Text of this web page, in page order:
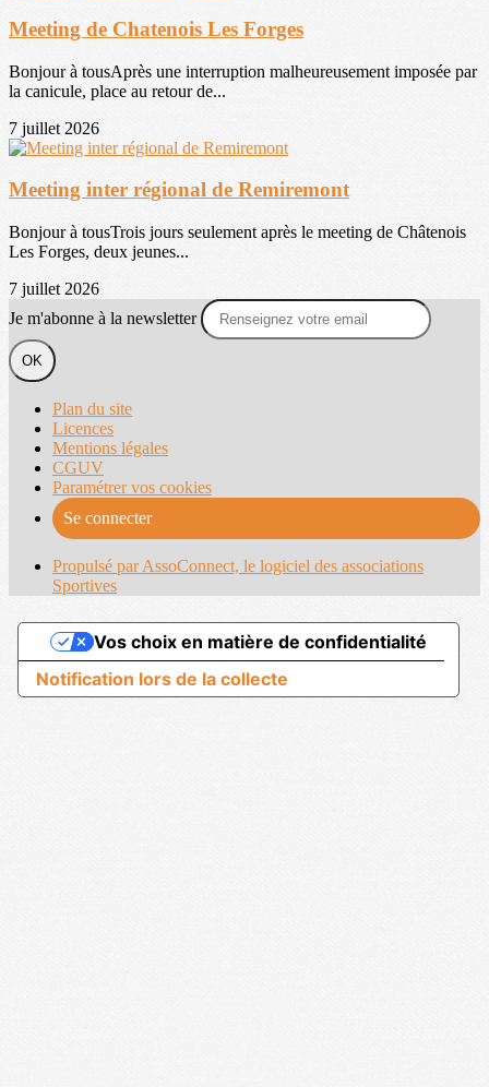
Meeting de Chatenois Les Forges
Bonjour à tousAprès une interruption malheureusement imposée par
la canicule, place au retour de...
7 juillet 2026
Meeting inter régional de Remiremont
Bonjour à tousTrois jours seulement après le meeting de Châtenois
Les Forges, deux jeunes...
7 juillet 2026
Je m'abonne à la newsletter
OK
Plan du site
Licences
Mentions légales
CGUV
Paramétrer vos cookies
Se connecter
Propulsé par AssoConnect, le logiciel des associations
Sportives
Notification lors de la collecte
Vos choix en matière de confidentialité